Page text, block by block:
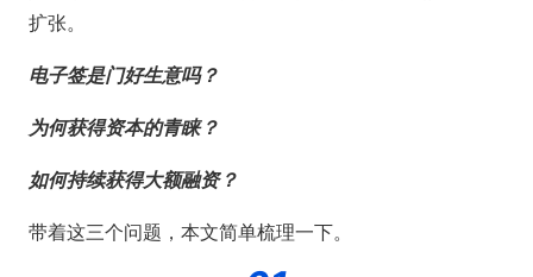
扩张。
电子签是门好生意吗？
为何获得资本的青睐？
如何持续获得大额融资？
带着这三个问题，本文简单梳理一下。